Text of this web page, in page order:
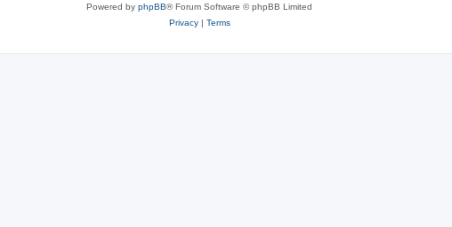
Powered by phpBB® Forum Software © phpBB Limited
Privacy| Terms